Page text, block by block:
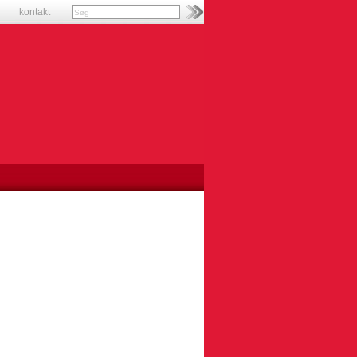
kontakt